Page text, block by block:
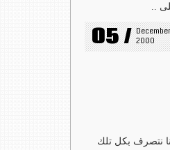
..
05 / December
2000
نتصرف بكل تلك